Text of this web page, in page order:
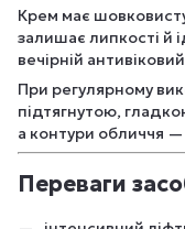
Крем має
залишає липкості й
вечірній
При регулярному
підтягнутою,
а контури обличчя —
Переваги